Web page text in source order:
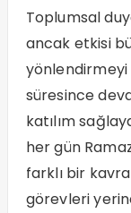
Toplumsal
ancak etkisi
yönlendirmeyi
süresince
katılım
her gün
farklı bir
görevleri